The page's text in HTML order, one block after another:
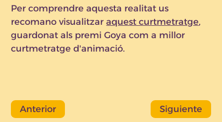
Per comprendre aquesta realitat us
recomano visualitzaraquest curtmetratge,
guardonat als premi Goya com a millor
curtmetratge d'animació.
Anterior Siguiente